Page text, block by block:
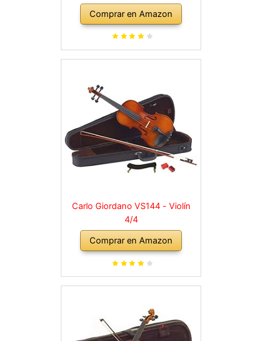
violín macizo con arco, colofonia,
cuerdas de repuesto, soporte
para hombro, maletín, abeto
Comprar en Amazon
Carlo Giordano VS144 - Violín
4/4
Comprar en Amazon